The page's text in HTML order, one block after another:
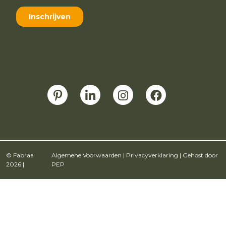
© Fabraa
2026 |
Algemene Voorwaarden | Privacyverklaring | Gehost door
PEP